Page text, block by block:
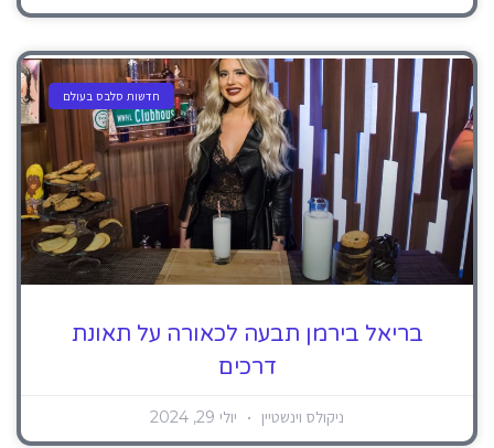
חדשות סלבס בעולם
בריאל בירמן תבעה לכאורה על תאונת
דרכים
ניקולס וינשטיין יולי 29, 2024